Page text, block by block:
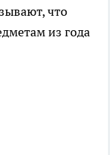
что
из года